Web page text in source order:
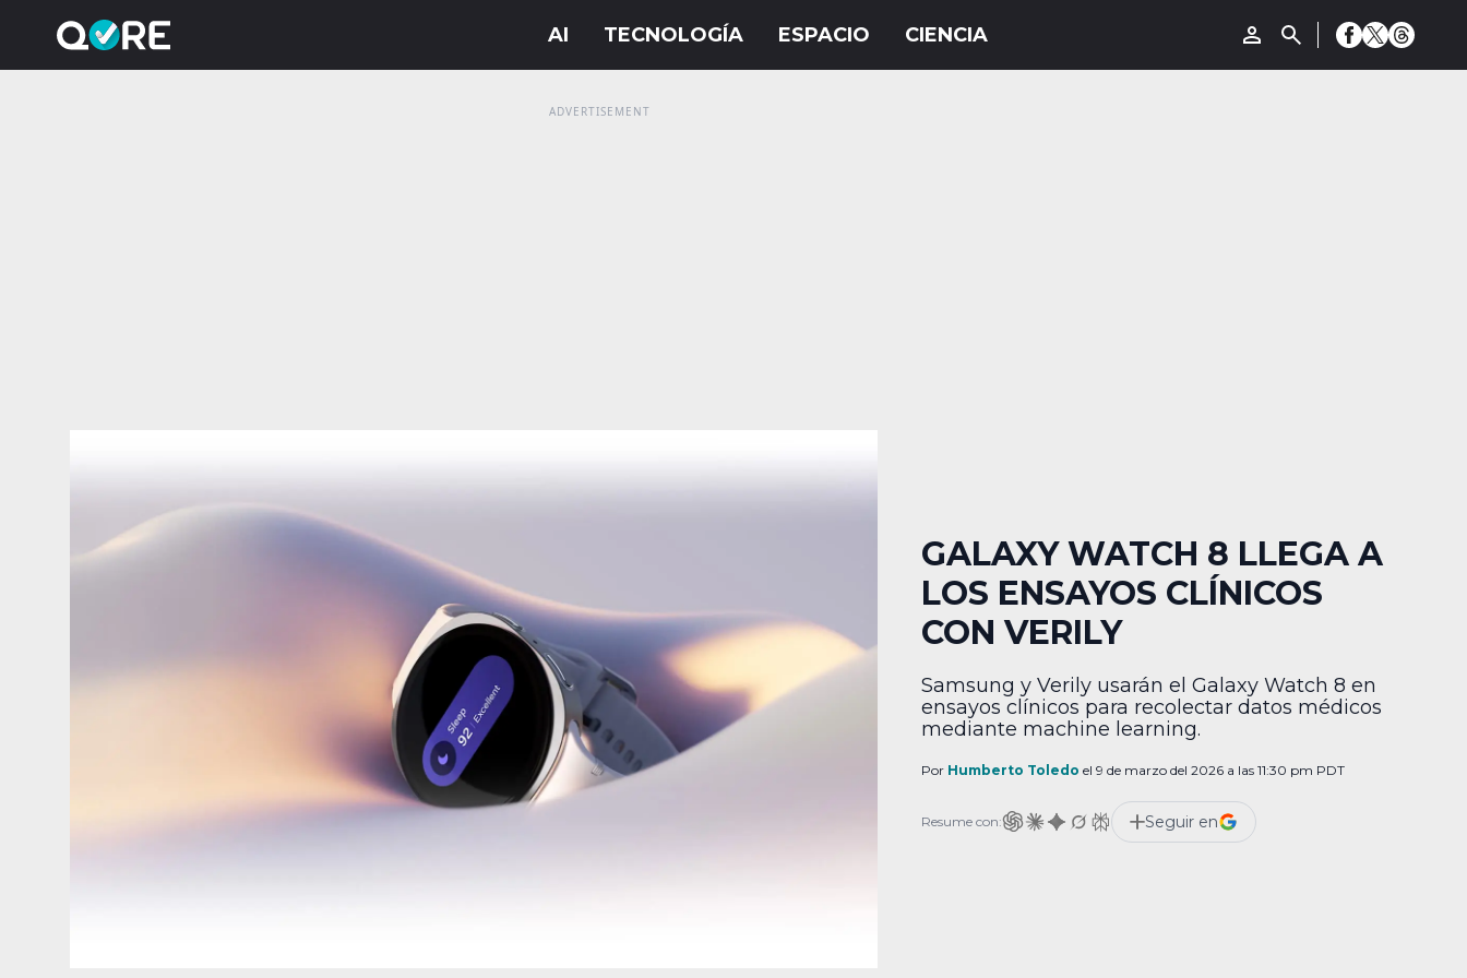
GALAXY WATCH 8 LLEGA A
LOS ENSAYOS CLÍNICOS
CON VERILY
Samsung y Verily usarán el Galaxy Watch 8 en
ensayos clínicos para recolectar datos médicos
mediante machine learning.
Por Humberto Toledo el 9 de marzo del 2026 a las 11:30 pm PDT
Resume con: Seguir en